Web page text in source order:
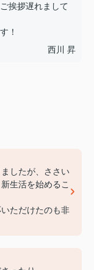
挨拶遅れまして
！
西川 昇
したが、ささい
生活を始めるこ
ただけたのも非